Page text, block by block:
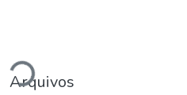
Arquivos